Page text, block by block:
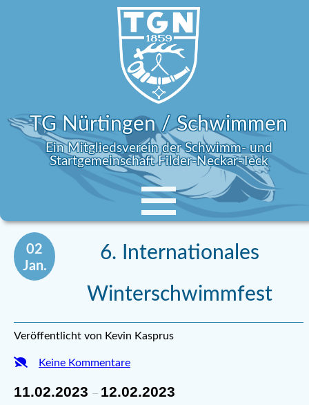
TG Nürtingen / Schwimmen
Ein Mitgliedsverein der Schwimm- und
Startgemeinschaft Filder-Neckar-Teck
02
Jan.
6. Internationales
Winterschwimmfest
Veröffentlicht von Kevin Kasprus
Keine Kommentare
11.02.2023 – 12.02.2023